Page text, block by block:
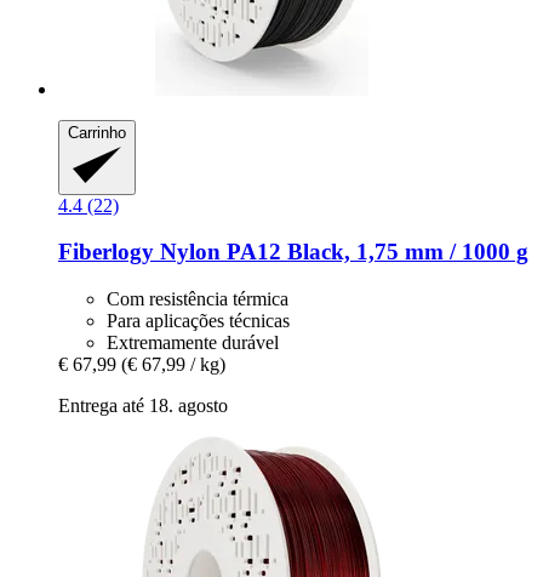
Carrinho
4.4 (22)
Fiberlogy Nylon PA12 Black, 1,75 mm / 1000 g
Com resistência térmica
Para aplicações técnicas
Extremamente durável
€ 67,99 (€ 67,99 / kg)
Entrega até 18. agosto